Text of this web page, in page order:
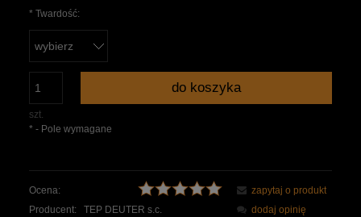
* Twardość:
szt.
do koszyka
* - Pole wymagane
Ocena:
Producent:
TEP DEUTER s.c.
zapytaj o produkt
dodaj opinię